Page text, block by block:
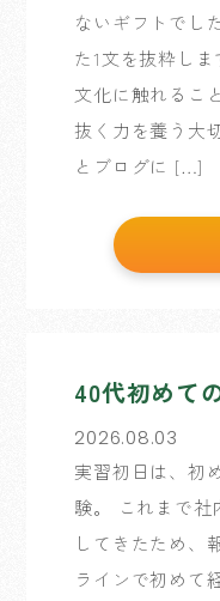
ないギフトでし
た1文を抜粋し
文化に触れるこ
抜く力を養う大
とブログに […]
40代初めて
2026.08.03
実習初日は、初
験。 これまで社
してきたため、
ラインで初めて